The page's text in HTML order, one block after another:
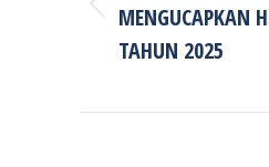
Previous
post:
MENGUCAPKAN
TAHUN 2025